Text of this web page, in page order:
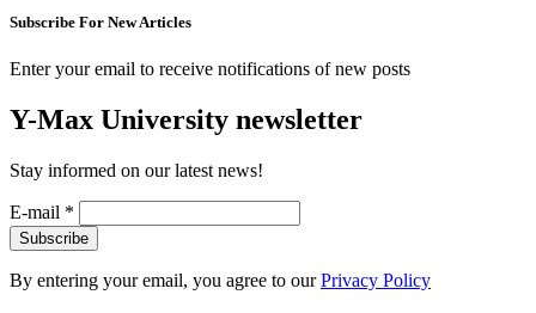
Subscribe For New Articles
Enter your email to receive notifications of new posts
Y-Max University newsletter
Stay informed on our latest news!
E-mail *
By entering your email, you agree to ourPrivacy Policy